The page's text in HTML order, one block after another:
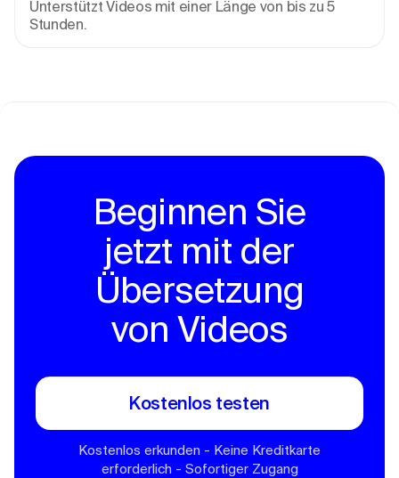
Unterstützt Videos mit einer Länge von bis zu 5
Stunden.
Beginnen Sie
jetzt mit der
Übersetzung
von Videos
Kostenlos testen
Kostenlos erkunden - Keine Kreditkarte
erforderlich - Sofortiger Zugang